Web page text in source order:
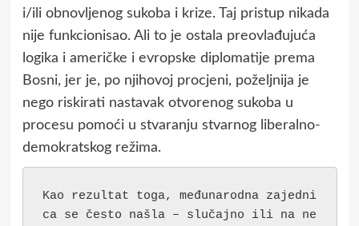
i/ili obnovljenog sukoba i krize. Taj pristup nikada
nije funkcionisao. Ali to je ostala preovlađujuća
logika i američke i evropske diplomatije prema
Bosni, jer je, po njihovoj procjeni, poželjnija je
nego riskirati nastavak otvorenog sukoba u
procesu pomoći u stvaranju stvarnog liberalno-
demokratskog režima.
Kao rezultat toga, međunarodna zajedni
ca se često našla – slučajno ili na ne